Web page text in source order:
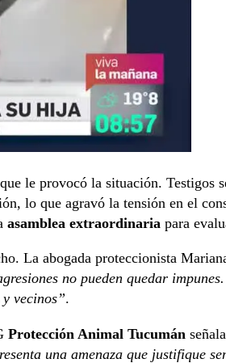
le provocó la situación. Testigos
lo que agravó la tensión en el
asamblea extraordinaria para
La abogada proteccionista
no pueden quedar
vecinos”.
Protección Animal Tucumán
una amenaza que justifique